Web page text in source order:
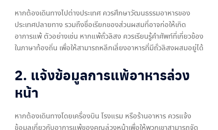
หากต้องเดินทางไปต่างประเทศ ควรศึกษาวัฒนธรรมอาหารของ
ประเทศปลายทาง รวมถึงชื่อเรียกของส่วนผสมที่อาจก่อให้เกิด
อาการแพ้ ตัวอย่างเช่น หากแพ้ถั่วลิสง ควรเรียนรู้คำศัพท์ที่เกี่ยวข้อง
ในภาษาท้องถิ่น เพื่อให้สามารถหลีกเลี่ยงอาหารที่มีถั่วลิสงผสมอยู่ได้
2. แจ้งข้อมูลการแพ้อาหารล่วง
หน้า
หากต้องเดินทางโดยเครื่องบิน โรงแรม หรือร้านอาหาร ควรแจ้ง